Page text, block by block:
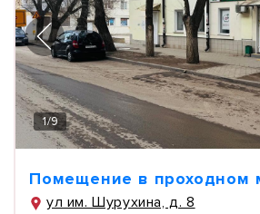
1/9
Помещение в проходном
ул им. Шурухина, д. 8